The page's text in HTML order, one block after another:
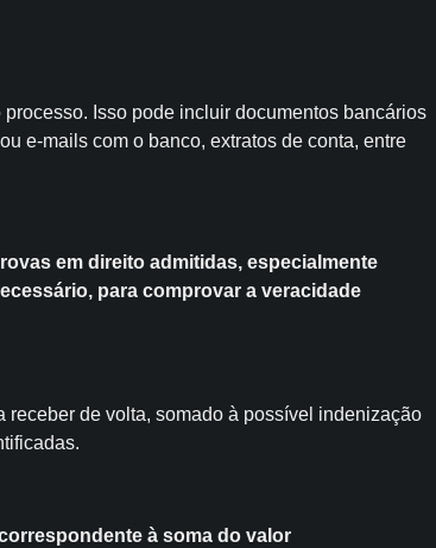
Isso pode incluir documentos bancários
e-mails com o banco, extratos de conta, entre
em direito admitidas, especialmente
para comprovar a veracidade
de volta, somado à possível indenização
à soma do valor